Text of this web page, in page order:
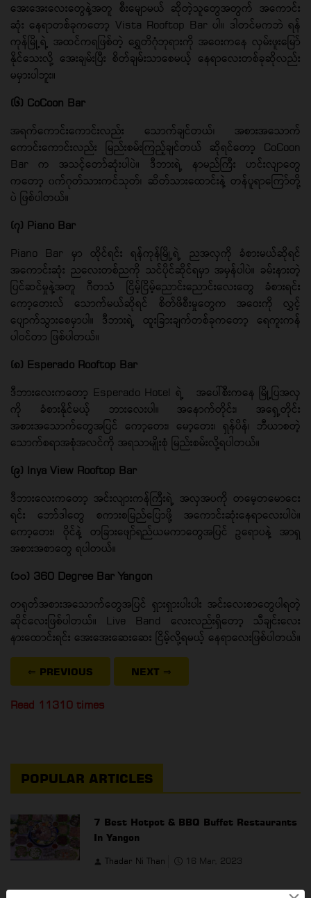
အေးအေးလေးတွေနဲ့အတူ စီးမျောမယ် ဆိုတဲ့သူတွေအတွက် အကောင်း
ဆုံး နေရာတစ်ခုကတော့ Vista Rooftop Bar ပါ။ ဒါတင်မကဘဲ ရန်
ကုန်မြို့ရဲ့ အထင်ကရဖြစ်တဲ့ ရွှေတိဂုံဘုရားကို အဝေးကနေ လှမ်းဖူးမြော်
နိုင်သေးလို့ အေးချမ်းပြီး စိတ်ချမ်းသာစေမယ့် နေရာလေးတစ်ခုဆိုလည်း
မမှားပါဘူး။
(၆) CoCoon Bar
အရက်ကောင်းကောင်းလည်း သောက်ချင်တယ်၊ အစားအသောက်
ကောင်းကောင်းလည်း မြည်းစမ်းကြည့်ချင်တယ် ဆိုရင်တော့ CoCoon
Bar က အသင့်တော်ဆုံးပါပဲ။ ဒီဘားရဲ့ နာမည်ကြီး ဟင်းလျာတွေ
ကတော့ ၀က်ဂုတ်သားကင်သုတ်၊ ဆိတ်သားထောင်းနဲ့ တန်ပူရာကြော်တို့
ပဲ ဖြစ်ပါတယ်။
(၇) Piano Bar
Piano Bar မှာ ထိုင်ရင်း ရန်ကုန်မြို့ရဲ့ ညအလှကို ခံစားမယ်ဆိုရင်
အကောင်းဆုံး ညလေးတစ်ညကို သင်ပိုင်ဆိုင်ရမှာ အမှန်ပါပဲ။ ခမ်းနားတဲ့
ပြင်ဆင်မှုနဲ့အတူ ဂီတသံ ငြိမ့်ငြိမ့်ညောင်းညောင်းလေးတွေ ခံစားရင်း
ကော့တေးလ် သောက်မယ်ဆိုရင် စိတ်ဖိစီးမှုတွေက အဝေးကို လွှင့်
ပျောက်သွားစေမှာပါ။ ဒီဘားရဲ့ ထူးခြားချက်တစ်ခုကတော့ ရေကူးကန်
ပါဝင်တာ ဖြစ်ပါတယ်။
(၈) Esperado Rooftop Bar
ဒီဘားလေးကတော့ Esperado Hotel ရဲ့ အပေါ်စီးကနေ မြို့ပြအလှ
ကို ခံစားနိုင်မယ့် ဘားလေးပါ။ အနောက်တိုင်း၊ အရှေ့တိုင်း
အစားအသောက်တွေအပြင် ကော့တေး၊ မော့တေး၊ ရှန်ပိန်၊ ဘီယာစတဲ့
သောက်စရာအစုံအလင်ကို အရသာမျိုးစုံ မြည်းစမ်းလို့ရပါတယ်။
(၉) Inya View Rooftop Bar
ဒီဘားလေးကတော့ အင်းလျားကန်ကြီးရဲ့ အလှအပကို တမေ့တမောငေး
ရင်း ဘော်ဒါတွေ စကားစမြည်ပြောဖို့ အကောင်းဆုံးနေရာလေးပါပဲ။
ကော့တေး၊ ဝိုင်နဲ့ တခြားဖျော်ရည်ယမကာတွေအပြင် ဥရောပနဲ့ အာရှ
အစားအစာတွေ ရပါတယ်။
(၁၀) 360 Degree Bar Yangon
တရုတ်အစားအသောက်တွေအပြင် ရှားရှားပါးပါး အင်းလေးစာတွေပါရတဲ့
ဆိုင်လေးဖြစ်ပါတယ်။ Live Band လေးလည်းရှိတော့ သီချင်းလေး
နားထောင်းရင်း အေးအေးဆေးဆေး ငြိမ့်လို့ရမယ့် နေရာလေးဖြစ်ပါတယ်။
⇐ PREVIOUS NEXT ⇒
Read 11310 times
POPULAR ARTICLES
7 Best Hotpot & BBQ Buffet Restaurants
In Yangon
Thadar Ni Than 16 Mar, 2023